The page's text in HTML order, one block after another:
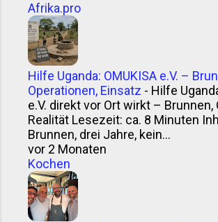
Afrika.pro
Hilfe Uganda: OMUKISA e.V. –
Operationen, Einsatz - Hilfe
e.V. direkt vor Ort wirkt – Brunnen,
Realität Lesezeit: ca. 8 Minuten
Brunnen, drei Jahre, kein...
vor 2 Monaten
Kochen